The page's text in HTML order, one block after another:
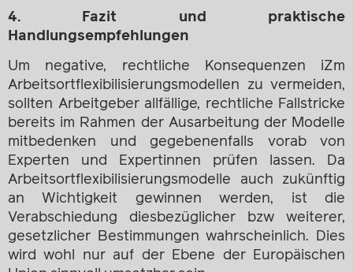
4. Fazit und praktische
Handlungsempfehlungen
Um negative, rechtliche Konsequenzen iZm
Arbeitsortflexibilisierungsmodellen zu vermeiden,
sollten Arbeitgeber allfällige, rechtliche Fallstricke
bereits im Rahmen der Ausarbeitung der Modelle
mitbedenken und gegebenenfalls vorab von
Experten und Expertinnen prüfen lassen. Da
Arbeitsortflexibilisierungsmodelle auch zukünftig
an Wichtigkeit gewinnen werden, ist die
Verabschiedung diesbezüglicher bzw weiterer,
gesetzlicher Bestimmungen wahrscheinlich. Dies
wird wohl nur auf der Ebene der Europäischen